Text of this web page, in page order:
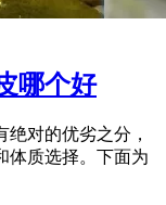
哪个好
对的优劣之分，
体质选择。下面为